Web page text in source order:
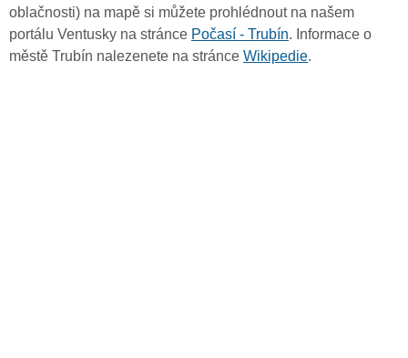
oblačnosti) na mapě si můžete prohlédnout na našem
portálu Ventusky na stránce Počasí - Trubín. Informace o
městě Trubín nalezenete na stránce Wikipedie.